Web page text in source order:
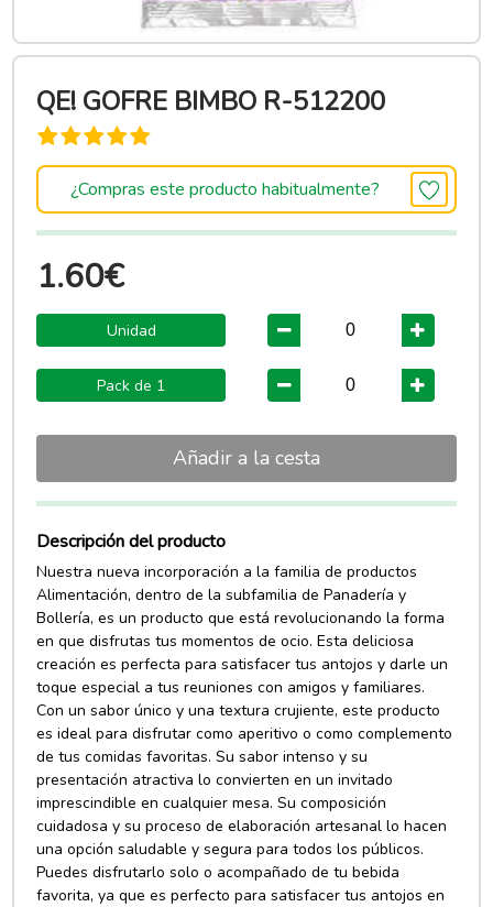
QE! GOFRE BIMBO R-512200
¿Compras este producto habitualmente?
1.60€
Unidad
Pack de 1
Añadir a la cesta
Descripción del producto
Nuestra nueva incorporación a la familia de productos
Alimentación, dentro de la subfamilia de Panadería y
Bollería, es un producto que está revolucionando la forma
en que disfrutas tus momentos de ocio. Esta deliciosa
creación es perfecta para satisfacer tus antojos y darle un
toque especial a tus reuniones con amigos y familiares.
Con un sabor único y una textura crujiente, este producto
es ideal para disfrutar como aperitivo o como complemento
de tus comidas favoritas. Su sabor intenso y su
presentación atractiva lo convierten en un invitado
imprescindible en cualquier mesa. Su composición
cuidadosa y su proceso de elaboración artesanal lo hacen
una opción saludable y segura para todos los públicos.
Puedes disfrutarlo solo o acompañado de tu bebida
favorita, ya que es perfecto para satisfacer tus antojos en